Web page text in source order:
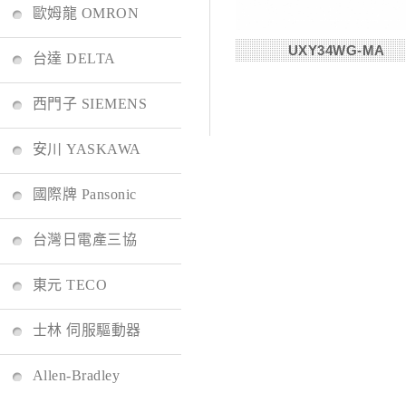
歐姆龍 OMRON
台達 DELTA
西門子 SIEMENS
安川 YASKAWA
國際牌 Pansonic
台灣日電產三協
東元 TECO
士林 伺服驅動器
Allen-Bradley
UXY34WG-MA